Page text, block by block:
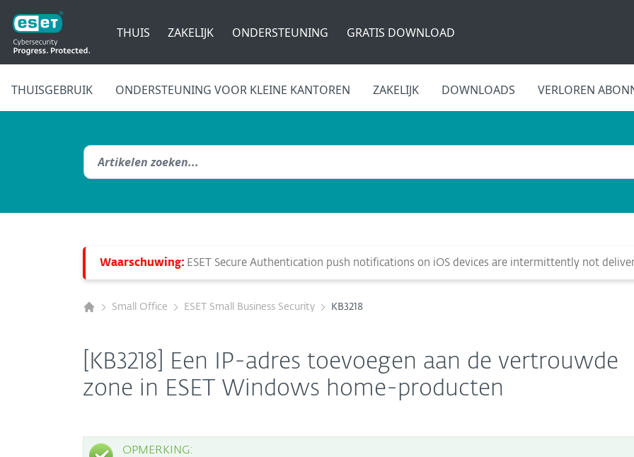
THUIS ZAKELIJK ONDERSTEUNING GRATIS DOWNLOAD
THUISGEBRUIK ONDERSTEUNING VOOR KLEINE KANTOREN ZAKELIJK DOWNLOADS VERLOREN
Waarschuwing: ESET Secure Authentication push notifications on iOS devices are intermittently not
Small Office ESET Small Business Security KB3218
[KB3218] Een IP-adres toevoegen aan de vertrouwde
zone in ESET Windows home-producten
OPMERKING: